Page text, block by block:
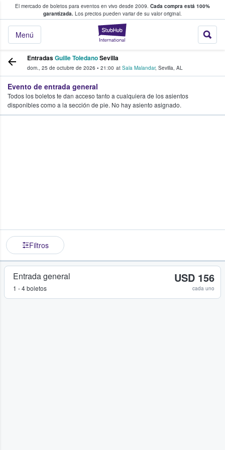
El mercado de boletos para eventos en vivo desde 2009. Cada compra está 100%
garantizada. Los precios pueden variar de su valor original.
StubHub: donde
Menú
fans compran y venden boletos
EntradasGuille ToledanoSevilla
dom., 25 de octubre de 2026 • 21:00 at Sala Malandar, Sevilla, AL
Evento de entrada general
Todos los boletos te dan acceso tanto a cualquiera de los asientos
disponibles como a la sección de pie. No hay asiento asignado.
Filtros
Entrada general
1 - 4 boletos
USD 156
cada uno